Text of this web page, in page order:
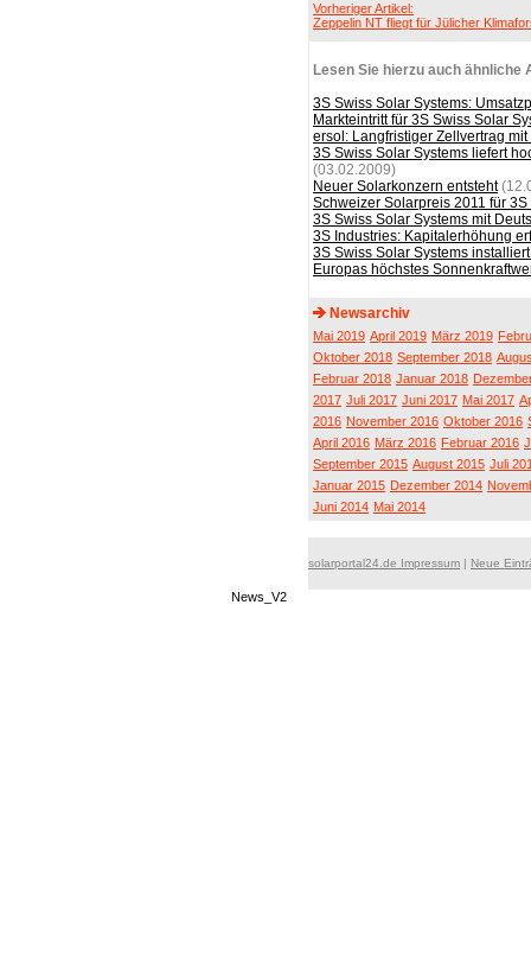
Vorheriger Artikel:
Zeppelin NT fliegt für Jülicher
Lesen Sie hierzu auch ähnliche
3S Swiss Solar Systems:
Markteintritt für 3S Swiss Solar
ersol: Langfristiger Zellvertrag
3S Swiss Solar Systems liefert
(03.02.2009)
Neuer Solarkonzern entsteht
Schweizer Solarpreis 2011 für
3S Swiss Solar Systems mit
3S Industries: Kapitalerhöhung
3S Swiss Solar Systems
Europas höchstes
Newsarchiv
Mai 2019 April 2019 März 2019
Oktober 2018 September 2018
Februar 2018 Januar 2018
2017 Juli 2017 Juni 2017 Mai 2017
2016 November 2016 Oktober 2016
April 2016 März 2016 Februar 2016
September 2015 August 2015 Juli
Januar 2015 Dezember 2014
Juni 2014 Mai 2014
solarportal24.de Impressum | Neue
News_V2